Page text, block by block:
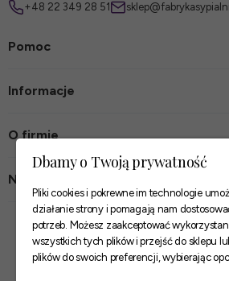
+48 22 349 28 51
Pomoc
Informacje
O firmie
Nasze sklepy
Zaufane płatności
Dbamy o Twoją prywatność
Pliki cookies i pokrewne im technologie
działanie strony i pomagają nam
potrzeb. Możesz zaakceptować
wszystkich tych plików i przejść do sklepu
plików do swoich preferencji, wybierając